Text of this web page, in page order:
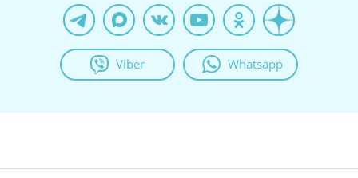
Viber Whatsapp